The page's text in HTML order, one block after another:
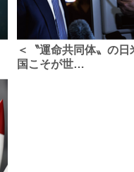
＜〝運命共同体〟の日
国こそが世…